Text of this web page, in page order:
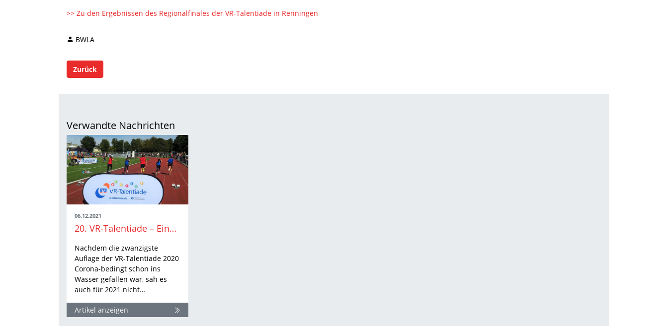
>> Zu den Ergebnissen des Regionalfinales der VR-Talentiade in Renningen
BWLA
Zurück
Verwandte Nachrichten
06.12.2021
20. VR-Talentiade – Eine Notlösung als Lichtblick
Nachdem die zwanzigste
Auflage der VR-Talentiade 2020
Corona-bedingt schon ins
Wasser gefallen war, sah es
auch für 2021 nicht…
Artikel anzeigen